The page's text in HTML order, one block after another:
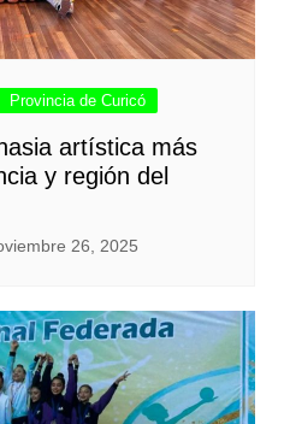
Provincia de Curicó
artística más
y región del
26, 2025